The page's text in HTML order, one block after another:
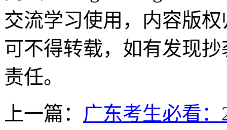
交流学习使用，内容版
可不得转载，如有发现
责任。
上一篇： 广东考生必看